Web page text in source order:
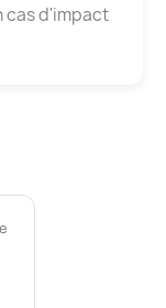
cas d'impact